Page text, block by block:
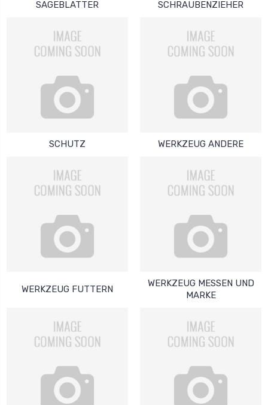
SAGEBLATTER SCHRAUBENZIEHER
SCHUTZ WERKZEUG ANDERE
WERKZEUG FUTTERN
WERKZEUG MESSEN UND
MARKE